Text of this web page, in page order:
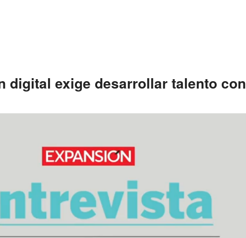
digital exige desarrollar talento con